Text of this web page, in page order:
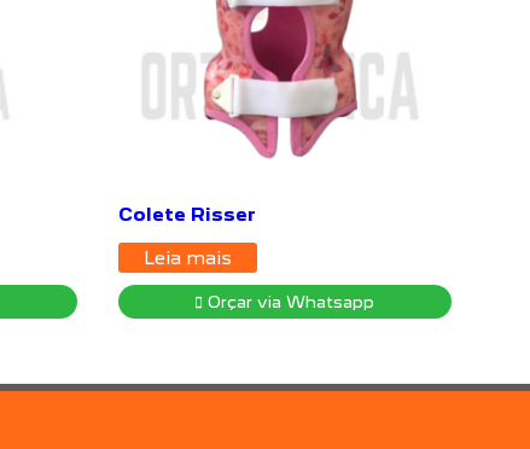
Colete Risser
Leia mais
Orçar via Whatsapp